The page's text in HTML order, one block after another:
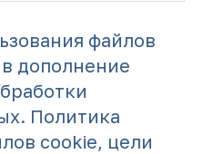
файлов
дополнение
Политика
cookie, цели